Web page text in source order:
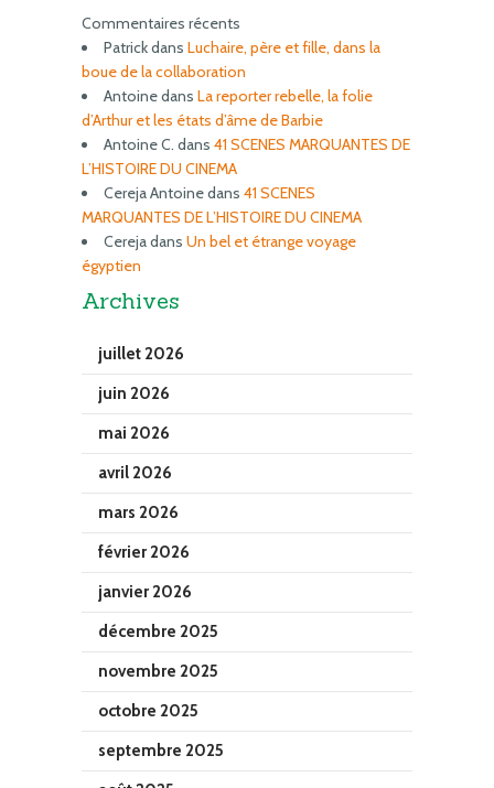
Commentaires récents
Patrickdans Luchaire, père et fille, dans la
boue de la collaboration
Antoinedans La reporter rebelle, la folie
d’Arthur et les états d’âme de Barbie
Antoine C. dans 41 SCENES MARQUANTES DE
L’HISTOIRE DU CINEMA
Cereja Antoinedans 41 SCENES
MARQUANTES DE L’HISTOIRE DU CINEMA
Cerejadans Un bel et étrange voyage
égyptien
Archives
juillet 2026
juin 2026
mai 2026
avril 2026
mars 2026
février 2026
janvier 2026
décembre 2025
novembre 2025
octobre 2025
septembre 2025